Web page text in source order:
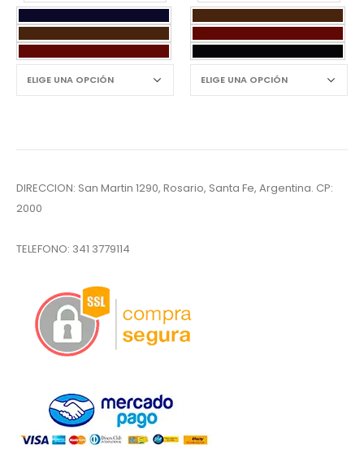
DIRECCION: San Martin 1290, Rosario, Santa Fe, Argentina. CP:
2000
TELEFONO: 341 3779114